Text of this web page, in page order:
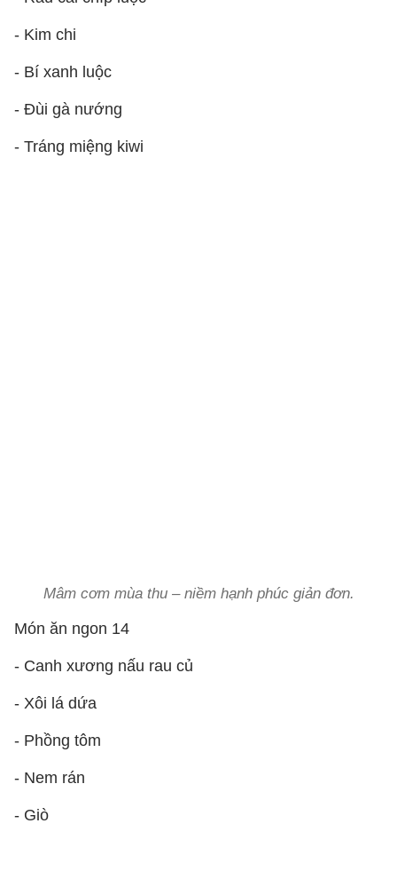
- Kim chi
- Bí xanh luộc
- Đùi gà nướng
- Tráng miệng kiwi
Mâm cơm mùa thu – niềm hạnh phúc giản đơn.
Món ăn ngon 14
- Canh xương nấu rau củ
- Xôi lá dứa
- Phồng tôm
- Nem rán
- Giò